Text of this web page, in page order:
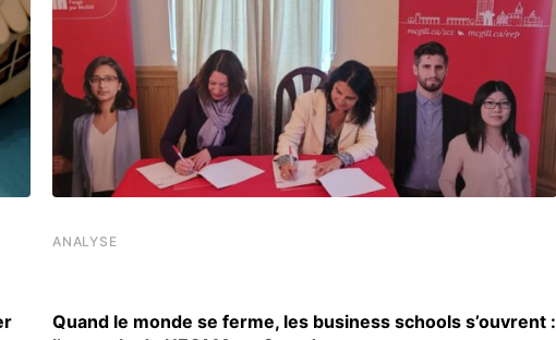
ANALYSE
Quand le monde se ferme, les business schools s’ouvrent :